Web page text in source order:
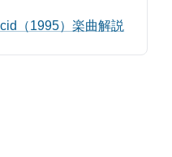
（1995）楽曲解説